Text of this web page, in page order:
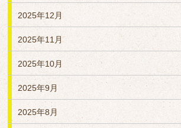
2025年12月
2025年11月
2025年10月
2025年9月
2025年8月